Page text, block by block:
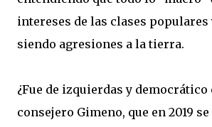
intereses de las clases populares
siendo agresiones a la tierra.
¿Fue de izquierdas y democrático
consejero Gimeno, que en 2019